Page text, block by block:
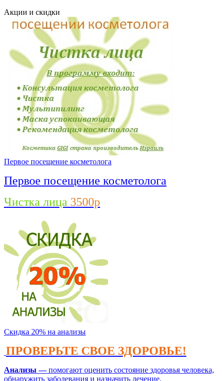
Акции и скидки
Первое посещение косметолога
Первое посещение косметолога
Чистка лица 3500р
Скидка 20% на анализы
ПРОВЕРЬТЕ СВОЕ ЗДОРОВЬЕ!
Анализы —помогают оценить состояние здоровья человека,
обнаружить заболевания и назначить лечение.